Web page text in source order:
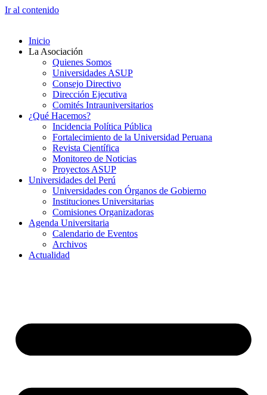
Ir al contenido
Inicio
La Asociación
Quienes Somos
Universidades ASUP
Consejo Directivo
Dirección Ejecutiva
Comités Intrauniversitarios
¿Qué Hacemos?
Incidencia Política Pública
Fortalecimiento de la Universidad Peruana
Revista Científica
Monitoreo de Noticias
Proyectos ASUP
Universidades del Perú
Universidades con Órganos de Gobierno
Instituciones Universitarias
Comisiones Organizadoras
Agenda Universitaria
Calendario de Eventos
Archivos
Actualidad